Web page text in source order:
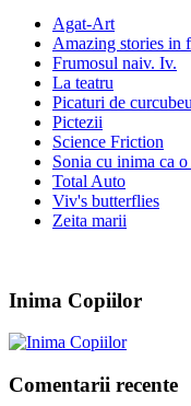
Agat-Art
Amazing stories in
Frumosul naiv. Iv.
La teatru
Picaturi de curcubeu
Pictezii
Science Friction
Sonia cu inima ca o
Total Auto
Viv's butterflies
Zeita marii
Inima Copiilor
Comentarii recente